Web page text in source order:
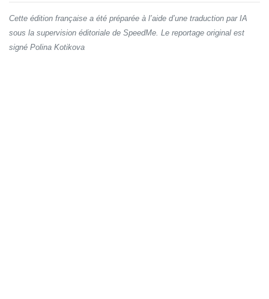
Cette édition française a été préparée à l’aide d’une traduction par IA
sous la supervision éditoriale de SpeedMe. Le reportage original est
signé Polina Kotikova